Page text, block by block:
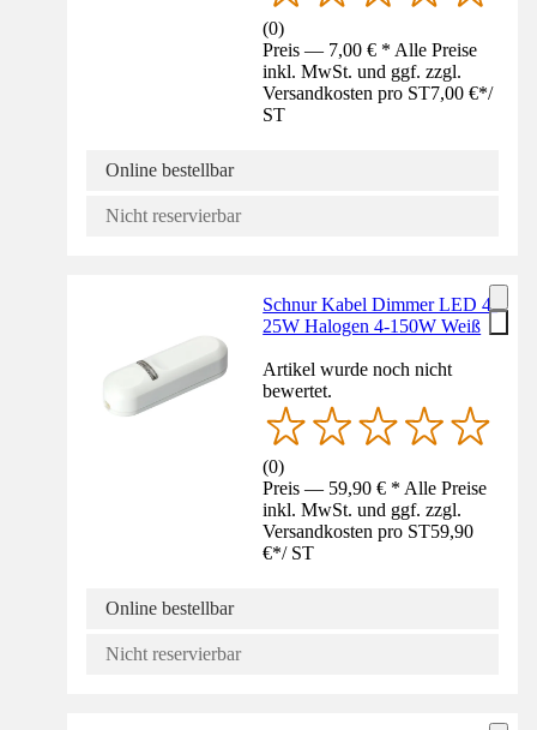
(0)
Preis — 7,00 € * Alle Preise
inkl. MwSt. und ggf. zzgl.
Versandkosten pro ST7,00 €*/
ST
Online bestellbar
Nicht reservierbar
Schnur Kabel Dimmer LED 4-
25W Halogen 4-150W Weiß
Artikel wurde noch nicht
bewertet.
(0)
Preis — 59,90 € * Alle Preise
inkl. MwSt. und ggf. zzgl.
Versandkosten pro ST59,90
€*/ ST
Online bestellbar
Nicht reservierbar